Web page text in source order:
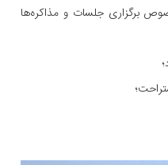
برگزاری جلسات و مذاکره‌ها